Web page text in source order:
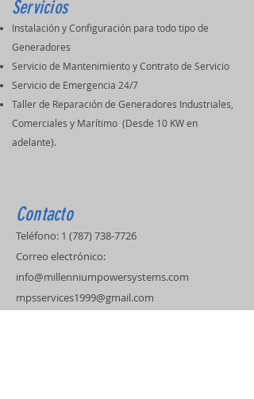
Servicios
Instalación y Configuración para todo tipo de
Generadores
Servicio de Mantenimiento y Contrato de Servicio
Servicio de Emergencia 24/7
Taller de Reparación de Generadores Industriales,
Comerciales y Marítimo (Desde 10 KW en
adelante).
Contacto
Teléfono: 1 (787) 738-7726
Correo electrónico:
info@millenniumpowersystems.com
mpsservices1999@gmail.com